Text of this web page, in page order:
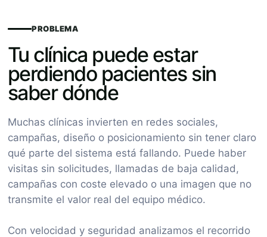
PROBLEMA
Tu clínica puede estar
perdiendo pacientes sin
saber dónde
Muchas clínicas invierten en redes sociales,
campañas, diseño o posicionamiento sin tener claro
qué parte del sistema está fallando. Puede haber
visitas sin solicitudes, llamadas de baja calidad,
campañas con coste elevado o una imagen que no
transmite el valor real del equipo médico.
Con velocidad y seguridad analizamos el recorrido